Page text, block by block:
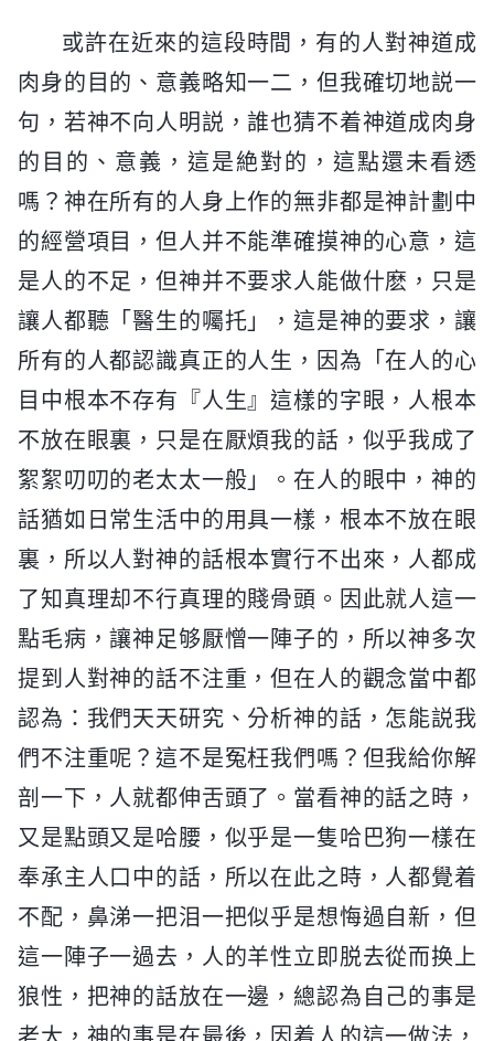
或許在近來的這段時間，有的人對神道成
肉身的目的、意義略知一二，但我確切地説一
句，若神不向人明説，誰也猜不着神道成肉身
的目的、意義，這是絶對的，這點還未看透
嗎？神在所有的人身上作的無非都是神計劃中
的經營項目，但人并不能準確摸神的心意，這
是人的不足，但神并不要求人能做什麽，只是
讓人都聽「醫生的囑托」，這是神的要求，讓
所有的人都認識真正的人生，因為「在人的心
目中根本不存有『人生』這樣的字眼，人根本
不放在眼裏，只是在厭煩我的話，似乎我成了
絮絮叨叨的老太太一般」。在人的眼中，神的
話猶如日常生活中的用具一樣，根本不放在眼
裏，所以人對神的話根本實行不出來，人都成
了知真理却不行真理的賤骨頭。因此就人這一
點毛病，讓神足够厭憎一陣子的，所以神多次
提到人對神的話不注重，但在人的觀念當中都
認為：我們天天研究、分析神的話，怎能説我
們不注重呢？這不是冤枉我們嗎？但我給你解
剖一下，人就都伸舌頭了。當看神的話之時，
又是點頭又是哈腰，似乎是一隻哈巴狗一樣在
奉承主人口中的話，所以在此之時，人都覺着
不配，鼻涕一把泪一把似乎是想悔過自新，但
這一陣子一過去，人的羊性立即脱去從而换上
狼性，把神的話放在一邊，總認為自己的事是